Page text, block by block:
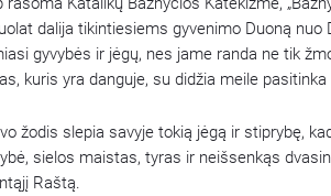
dalija tikintiesiems gyvenimo Duoną
gyvybės ir jėgų, nes jame randa ne tik
kuris yra danguje, su didžia meile
žodis slepia savyje tokią jėgą ir stiprybę,
sielos maistas, tyras ir neišsenkąs
Raštą.